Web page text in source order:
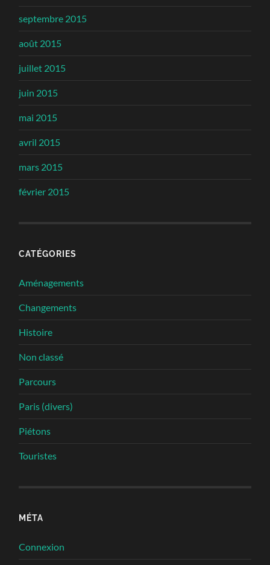
septembre 2015
août 2015
juillet 2015
juin 2015
mai 2015
avril 2015
mars 2015
février 2015
CATÉGORIES
Aménagements
Changements
Histoire
Non classé
Parcours
Paris (divers)
Piétons
Touristes
MÉTA
Connexion